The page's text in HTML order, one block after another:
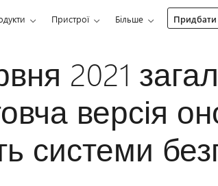
Пристрої Більше
2021
версія
системи